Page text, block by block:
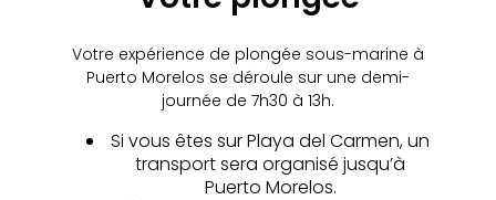
Votre expérience de plongée sous-marine à
Puerto Morelos se déroule sur une demi-
journée de 7h30 à 13h.
Si vous êtes sur Playa del Carmen, un
transport sera organisé jusqu’à
Puerto Morelos.